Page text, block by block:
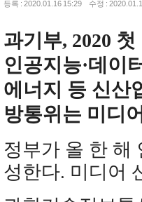
등록 : 2020.01.16 15:29 수정 :
과기부, 2020
인공지능·데이
에너지 등 신산
방통위는 미디
정부가 올 한 해
성한다. 미디어